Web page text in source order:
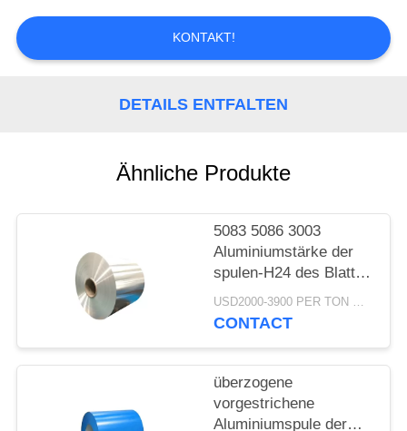
UM
EIN
ANGEBOT
PRIVACY
KONTAKT!
DETAILS ENTFALTEN
Ähnliche Produkte
5083 5086 3003
Aluminiumstärke der
spulen-H24 des Blatt-
0.1-3mm
USD2000-3900 PER TON MOQ:1TON
CONTACT
überzogene
vorgestrichene
Aluminiumspule der